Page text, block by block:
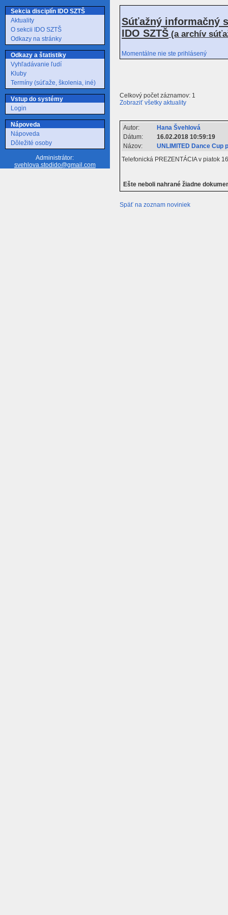
Sekcia disciplín IDO SZTŠ
Aktuality
O sekcii IDO SZTŠ
Odkazy na stránky
Odkazy a štatistiky
Vyhľadávanie ľudí
Kluby
Termíny (súťaže, školenia, iné)
Vstup do systémy
Login
Nápoveda
Nápoveda
Dôležité osoby
Administrátor:
svehlova.stodido@gmail.com
Súťažný informačný
IDO SZTŠ (a archív
Momentálne nie ste prihlásený
Celkový počet záznamov: 1
Zobraziť všetky aktuality
Autor:
Hana Švehlová
Dátum:
16.02.2018 10:59:19
Názov:
UNLIMITED Dance Cup
Telefonická PREZENTÁCIA v piatok
Ešte neboli nahrané žiadne
Späť na zoznam noviniek